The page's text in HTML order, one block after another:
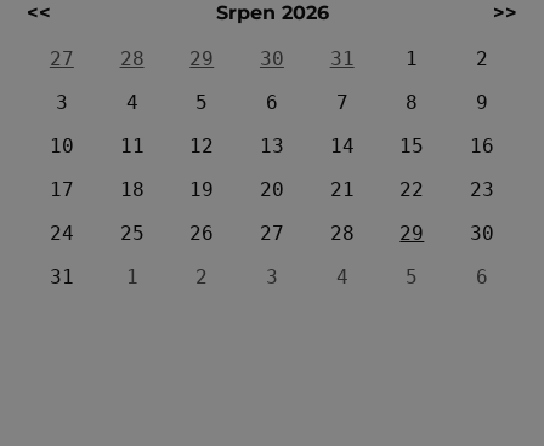
<< Srpen 2026
>>
27
28 29 30 31 1
2
3
4 5 6 7 8
9
10
11 12 13 14 15
16
17
18 19 20 21 22
23
24
25 26 27 28 29
30
31
1 2 3 4 5 6